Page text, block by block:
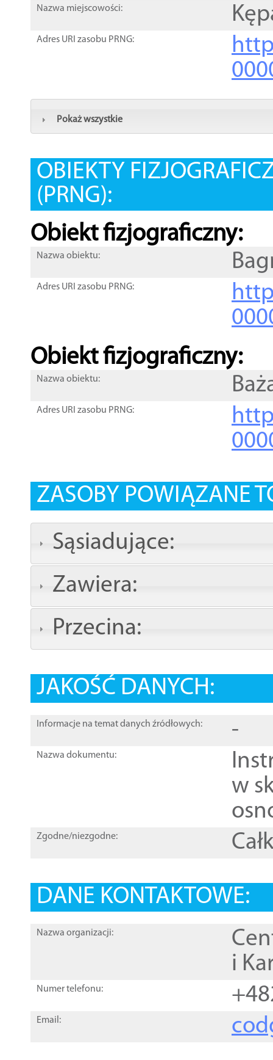
Nazwa miejscowości:
Adres URI zasobu PRNG:
Pokaż wszystkie
OBIEKTY
(PRNG):
Obiekt fizjograficzny:
Nazwa obiektu:
Adres URI zasobu PRNG:
Obiekt fizjograficzny:
Nazwa obiektu:
Adres URI zasobu PRNG:
ZASOBY POWIĄZANE
Sąsiadujące:
Zawiera:
Przecina:
JAKOŚĆ DANYCH:
Informacje na temat danych źródłowych: -
Nazwa dokumentu:
w
Zgodne/niezgodne:
DANE KONTAKTOWE:
Nazwa organizacji:
i
Numer telefonu:
Email: